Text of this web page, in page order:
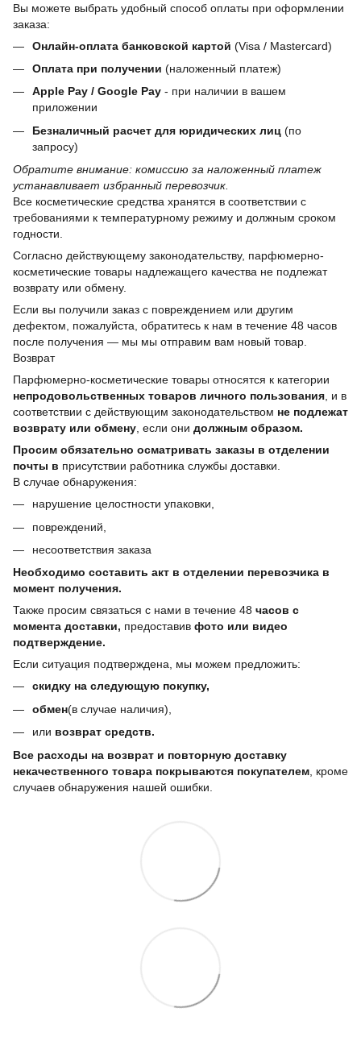
Вы можете выбрать удобный способ оплаты при оформлении
заказа:
Онлайн-оплата банковской картой (Visa / Mastercard)
Оплата при получении (наложенный платеж)
Apple Pay / Google Pay - при наличии в вашем
приложении
Безналичный расчет для юридических лиц (по
запросу)
Обратите внимание: комиссию за наложенный платеж
устанавливает избранный перевозчик.
Все косметические средства хранятся в соответствии с
требованиями к температурному режиму и должным сроком
годности.
Согласно действующему законодательству, парфюмерно-
косметические товары надлежащего качества не подлежат
возврату или обмену.
Если вы получили заказ с повреждением или другим
дефектом, пожалуйста, обратитесь к нам в течение 48 часов
после получения — мы мы отправим вам новый товар.
Возврат
Парфюмерно-косметические товары относятся к категории
непродовольственных товаров личного пользования , и в
соответствии с действующим законодательством не подлежат
возврату или обмену , если они должным образом.
Просим обязательно осматривать заказы в отделении
почты в присутствии работника службы доставки.
В случае обнаружения:
нарушение целостности упаковки,
повреждений,
несоответствия заказа
Необходимо составить акт в отделении перевозчика в
момент получения.
Также просим связаться с нами в течение 48 часов с
момента доставки, предоставив фото или видео
подтверждение.
Если ситуация подтверждена, мы можем предложить:
скидку на следующую покупку,
обмен(в случае наличия),
или возврат средств.
Все расходы на возврат и повторную доставку
некачественного товара покрываются покупателем , кроме
случаев обнаружения нашей ошибки.